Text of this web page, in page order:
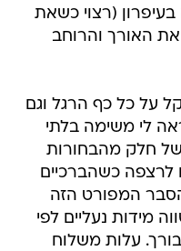
(רצוי כשאת
האורך והרוחב
על כל כף הרגל וגם
לי משימה בלתי
של חלק מהבחורות
לרצפה כשהברכיים
המפורט הזה
מידות נעליים לפי
עלות משלוח